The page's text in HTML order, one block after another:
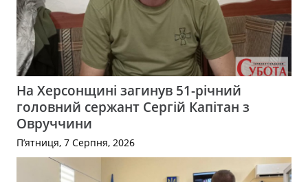
На Херсонщині загинув 51-річний
головний сержант Сергій Капітан з
Овруччини
П’ятниця, 7 Серпня, 2026